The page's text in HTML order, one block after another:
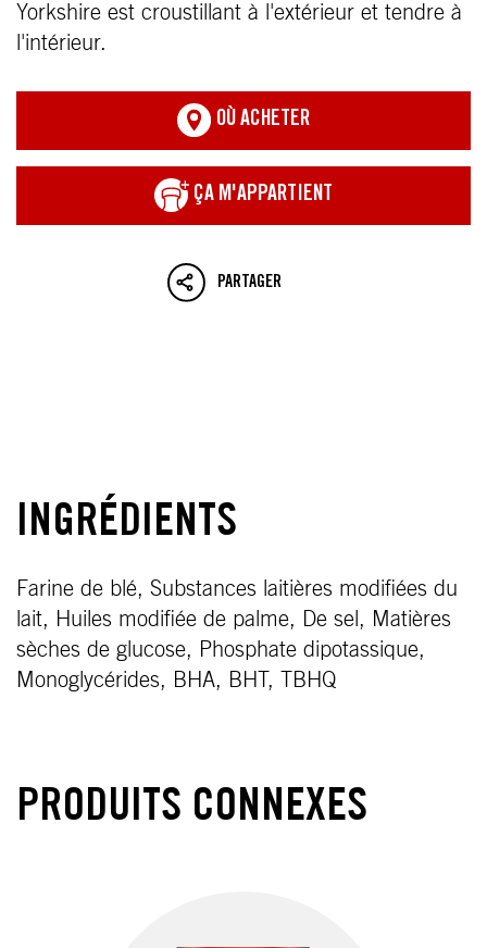
Yorkshire est croustillant à l'extérieur et tendre à
l'intérieur.
OÙ ACHETER
ÇA M'APPARTIENT
PARTAGER
INGRÉDIENTS
Farine de blé, Substances laitières modifiées du
lait, Huiles modifiée de palme, De sel, Matières
sèches de glucose, Phosphate dipotassique,
Monoglycérides, BHA, BHT, TBHQ
PRODUITS CONNEXES